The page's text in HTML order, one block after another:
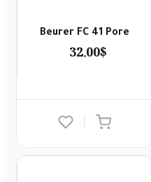
Beurer FC 41 Pore
32.00$